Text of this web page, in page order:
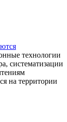
технологии
систематизации
на территории